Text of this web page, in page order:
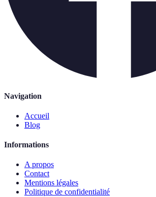
Navigation
Accueil
Blog
Informations
A propos
Contact
Mentions légales
Politique de confidentialité